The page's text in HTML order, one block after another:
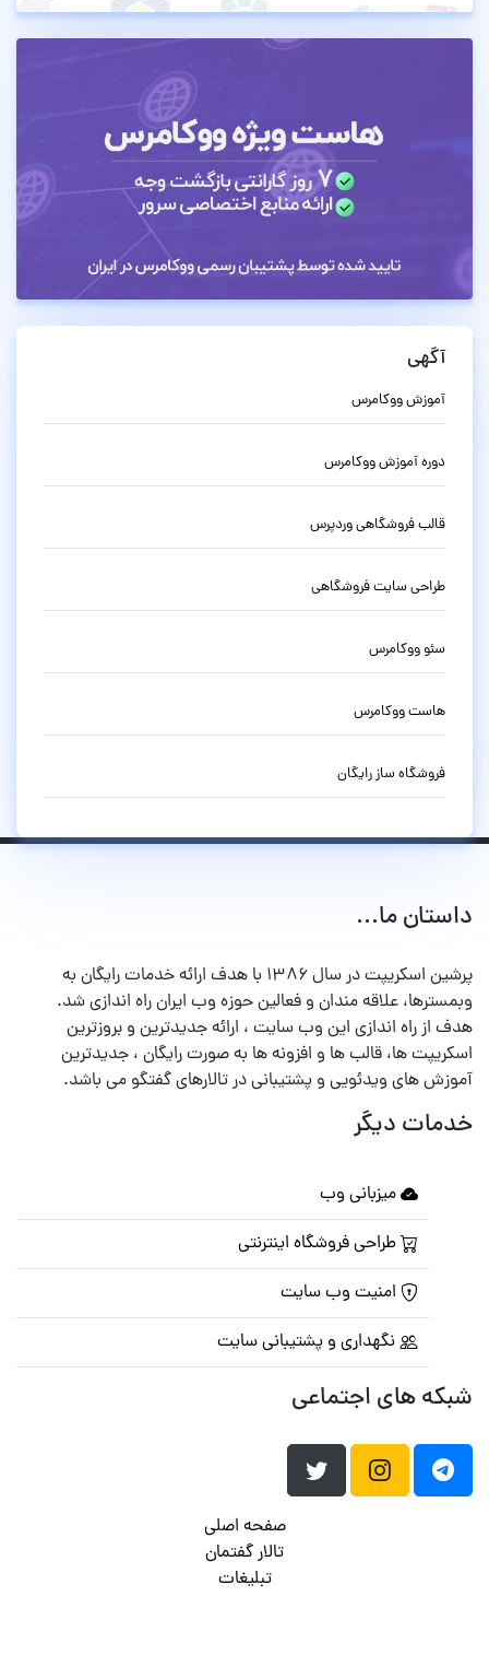
آگهی
آموزش ووکامرس
دوره آموزش ووکامرس
قالب فروشگاهی وردپرس
طراحی سایت فروشگاهی
سئو ووکامرس
هاست ووکامرس
فروشگاه ساز رایگان
داستان ما...
پرشین اسکریپت در سال ۱۳۸۶ با هدف ارائه خدمات رایگان به
وبمسترها، علاقه مندان و فعالین حوزه وب ایران راه اندازی شد.
هدف از راه اندازی این وب سایت ، ارائه جدیدترین و بروزترین
اسکریپت ها، قالب ها و افزونه ها به صورت رایگان ، جدیدترین
آموزش های ویدئویی و پشتیبانی در تالارهای گفتگو می باشد.
خدمات دیگر
میزبانی وب
طراحی فروشگاه اینترنتی
امنیت وب سایت
نگهداری و پشتیبانی سایت
شبکه های اجتماعی
صفحه اصلی
تالار گفتمان
تبلیغات